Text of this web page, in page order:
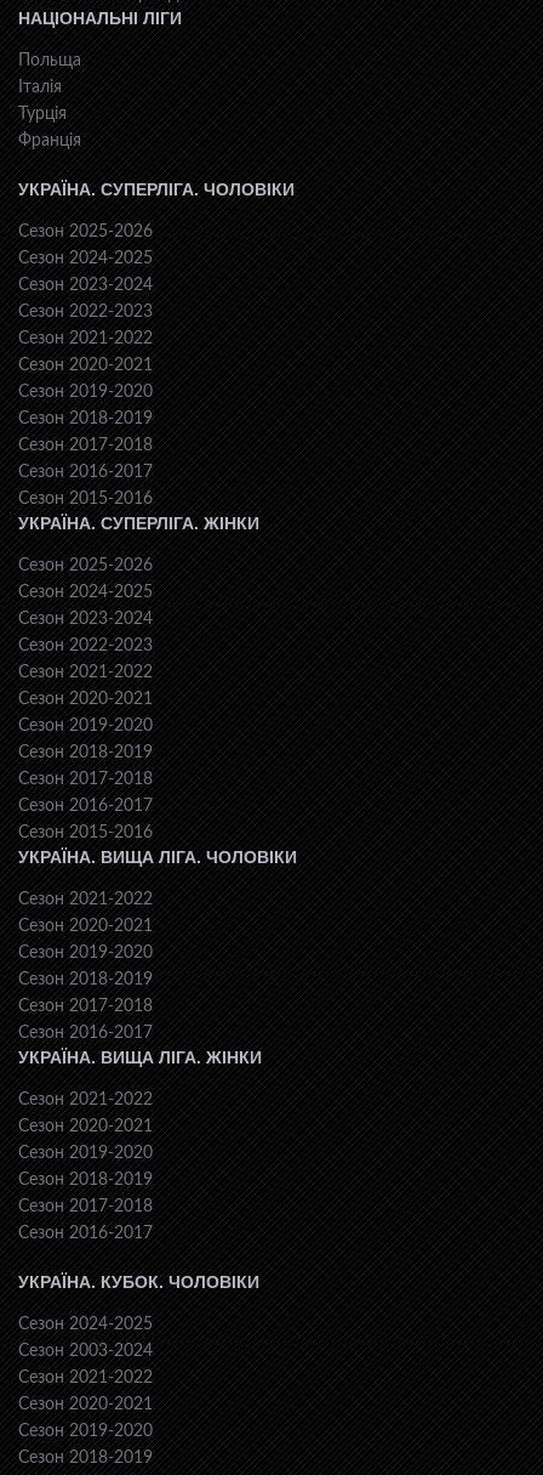
НАЦІОНАЛЬНІ ЛІГИ
Польща
Італія
Турція
Франція
УКРАЇНА. СУПЕРЛІГА. ЧОЛОВІКИ
Сезон 2025-2026
Сезон 2024-2025
Сезон 2023-2024
Сезон 2022-2023
Сезон 2021-2022
Сезон 2020-2021
Сезон 2019-2020
Сезон 2018-2019
Сезон 2017-2018
Сезон 2016-2017
Сезон 2015-2016
УКРАЇНА. СУПЕРЛІГА. ЖІНКИ
Сезон 2025-2026
Сезон 2024-2025
Сезон 2023-2024
Сезон 2022-2023
Сезон 2021-2022
Сезон 2020-2021
Сезон 2019-2020
Сезон 2018-2019
Сезон 2017-2018
Сезон 2016-2017
Сезон 2015-2016
УКРАЇНА. ВИЩА ЛІГА. ЧОЛОВІКИ
Сезон 2021-2022
Сезон 2020-2021
Сезон 2019-2020
Сезон 2018-2019
Сезон 2017-2018
Сезон 2016-2017
УКРАЇНА. ВИЩА ЛІГА. ЖІНКИ
Сезон 2021-2022
Сезон 2020-2021
Сезон 2019-2020
Сезон 2018-2019
Сезон 2017-2018
Сезон 2016-2017
УКРАЇНА. КУБОК. ЧОЛОВІКИ
Сезон 2024-2025
Сезон 2003-2024
Сезон 2021-2022
Сезон 2020-2021
Сезон 2019-2020
Сезон 2018-2019